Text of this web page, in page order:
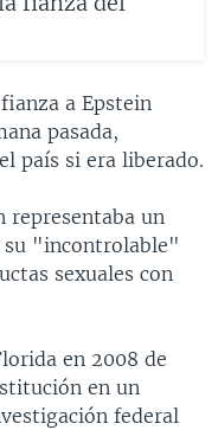
a Epstein
pasada,
país si era liberado.
representaba un
su "incontrolable"
sexuales con
en 2008 de
en un
federal